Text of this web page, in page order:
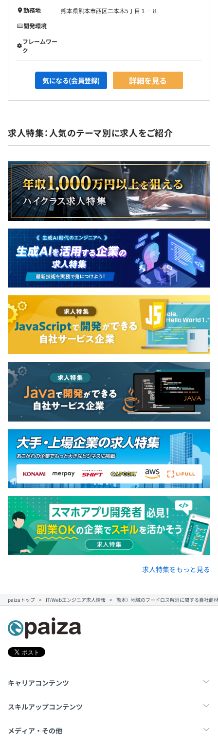
勤務地
熊本県熊本市西区二本木5丁目１－８
開発環境
フレームワー
ク
気になる(会員登録) 詳細を見る
求人特集：人気のテーマ別に求人をご紹介
求人特集をもっと見る
paizaトップ IT/Webエンジニア求人情報 熊本）地域のフードロス解消に関する自社商
キャリアコンテンツ
転職・キャリア
スキルアップコンテンツ
学習
メディア・その他